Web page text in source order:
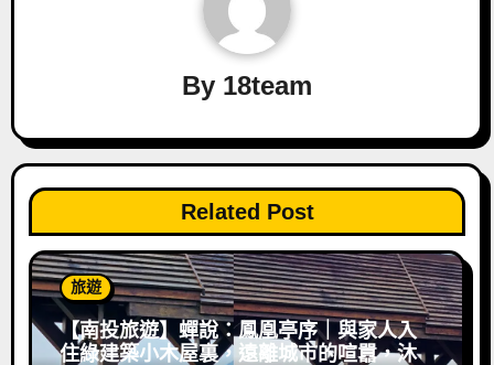
By 18team
Related Post
旅遊
【南投旅遊】蟬說：鳳凰亭序｜與家人入
住綠建築小木屋裏，遠離城市的喧囂，沐